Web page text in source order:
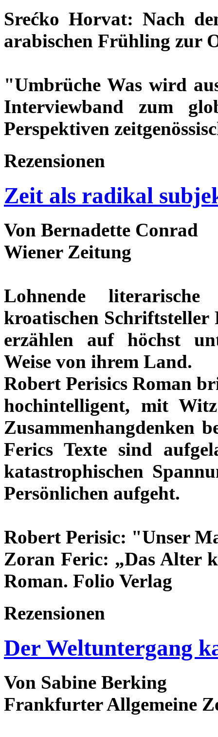
Srećko Horvat: Nach
arabischen Frühling zur
"Umbrüche Was wird
Interviewband zum
Perspektiven
Rezensionen
Zeit als radikal
Von Bernadette Conrad
Wiener Zeitung
Lohnende
kroatischen
erzählen auf höchst
Weise von ihrem Land.
Robert Perisics Roman
hochintelligent, mit
Zusammenhangdenken
Ferics Texte sind
katastrophischen
Persönlichen aufgeht.
Robert Perisic: "Unser
Zoran Feric: „Das Alter
Roman. Folio Verlag
Rezensionen
Der Weltuntergang
Von Sabine Berking
Frankfurter Allgemeine